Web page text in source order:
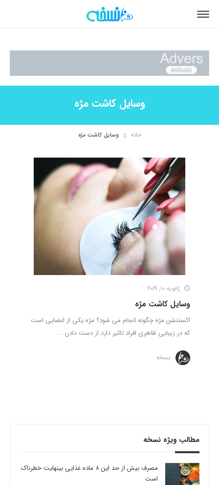
وسایل کاشت مژه
خانه وسایل کاشت مژه
ژانویه 10, 2019
وسایل کاشت مژه
اکستنشن مژه چگونه انجام می شود؟ مژه یکی از اعضایی است
که در زیبایی ظاهری افراد تاثیر دارد.از دست دادن ...
نسخه
مطالب ویژه نسخه
مصرف بیش از حد این 8 ماده غذایی بینهایت خطرناک
است